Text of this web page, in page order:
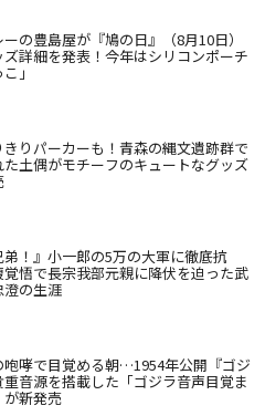
の豊島屋が『鳩の日』（8月10日）
ズ詳細を発表！今年はシリコンポーチ
」
りパーカーも！青森の縄文遺跡群で
土偶がモチーフのキュートなグッズ
弟！』小一郎の5万の大軍に徹底抗
悟で長宗我部元親に降伏を迫った武
の生涯
咆哮で目覚める朝…1954年公開『ゴジ
重音源を搭載した「ゴジラ音声目覚ま
が新発売